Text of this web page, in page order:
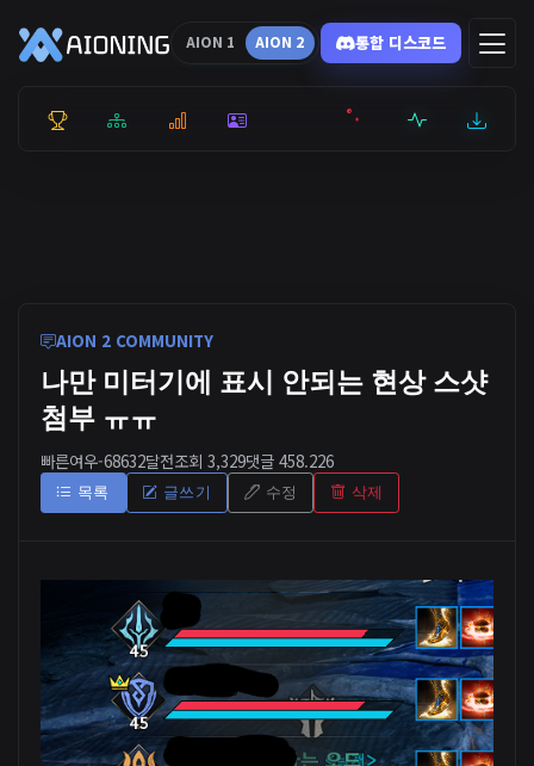
AION 1 AION 2 통합 디스코드
통합 순위리더보드통계 캐릭터 서버현황최근기록잉미
AION 2 COMMUNITY
나만 미터기에 표시 안되는 현상 스샷
첨부 ㅠㅠ
빠른여우-68632달전조회 3,329댓글 458.226
목록 글쓰기 수정 삭제